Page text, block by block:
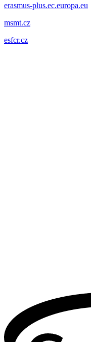
erasmus-plus.ec.europa.eu
msmt.cz
esfcr.cz